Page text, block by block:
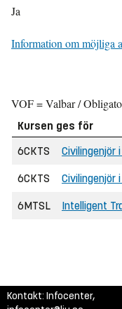
Ja
Information om möjliga
VOF = Valbar /
Kursen ges för
6CKTS
Civilingenjör
6CKTS Civilingenjör
6MTSL Intelligent
Kontakt: Infocenter,